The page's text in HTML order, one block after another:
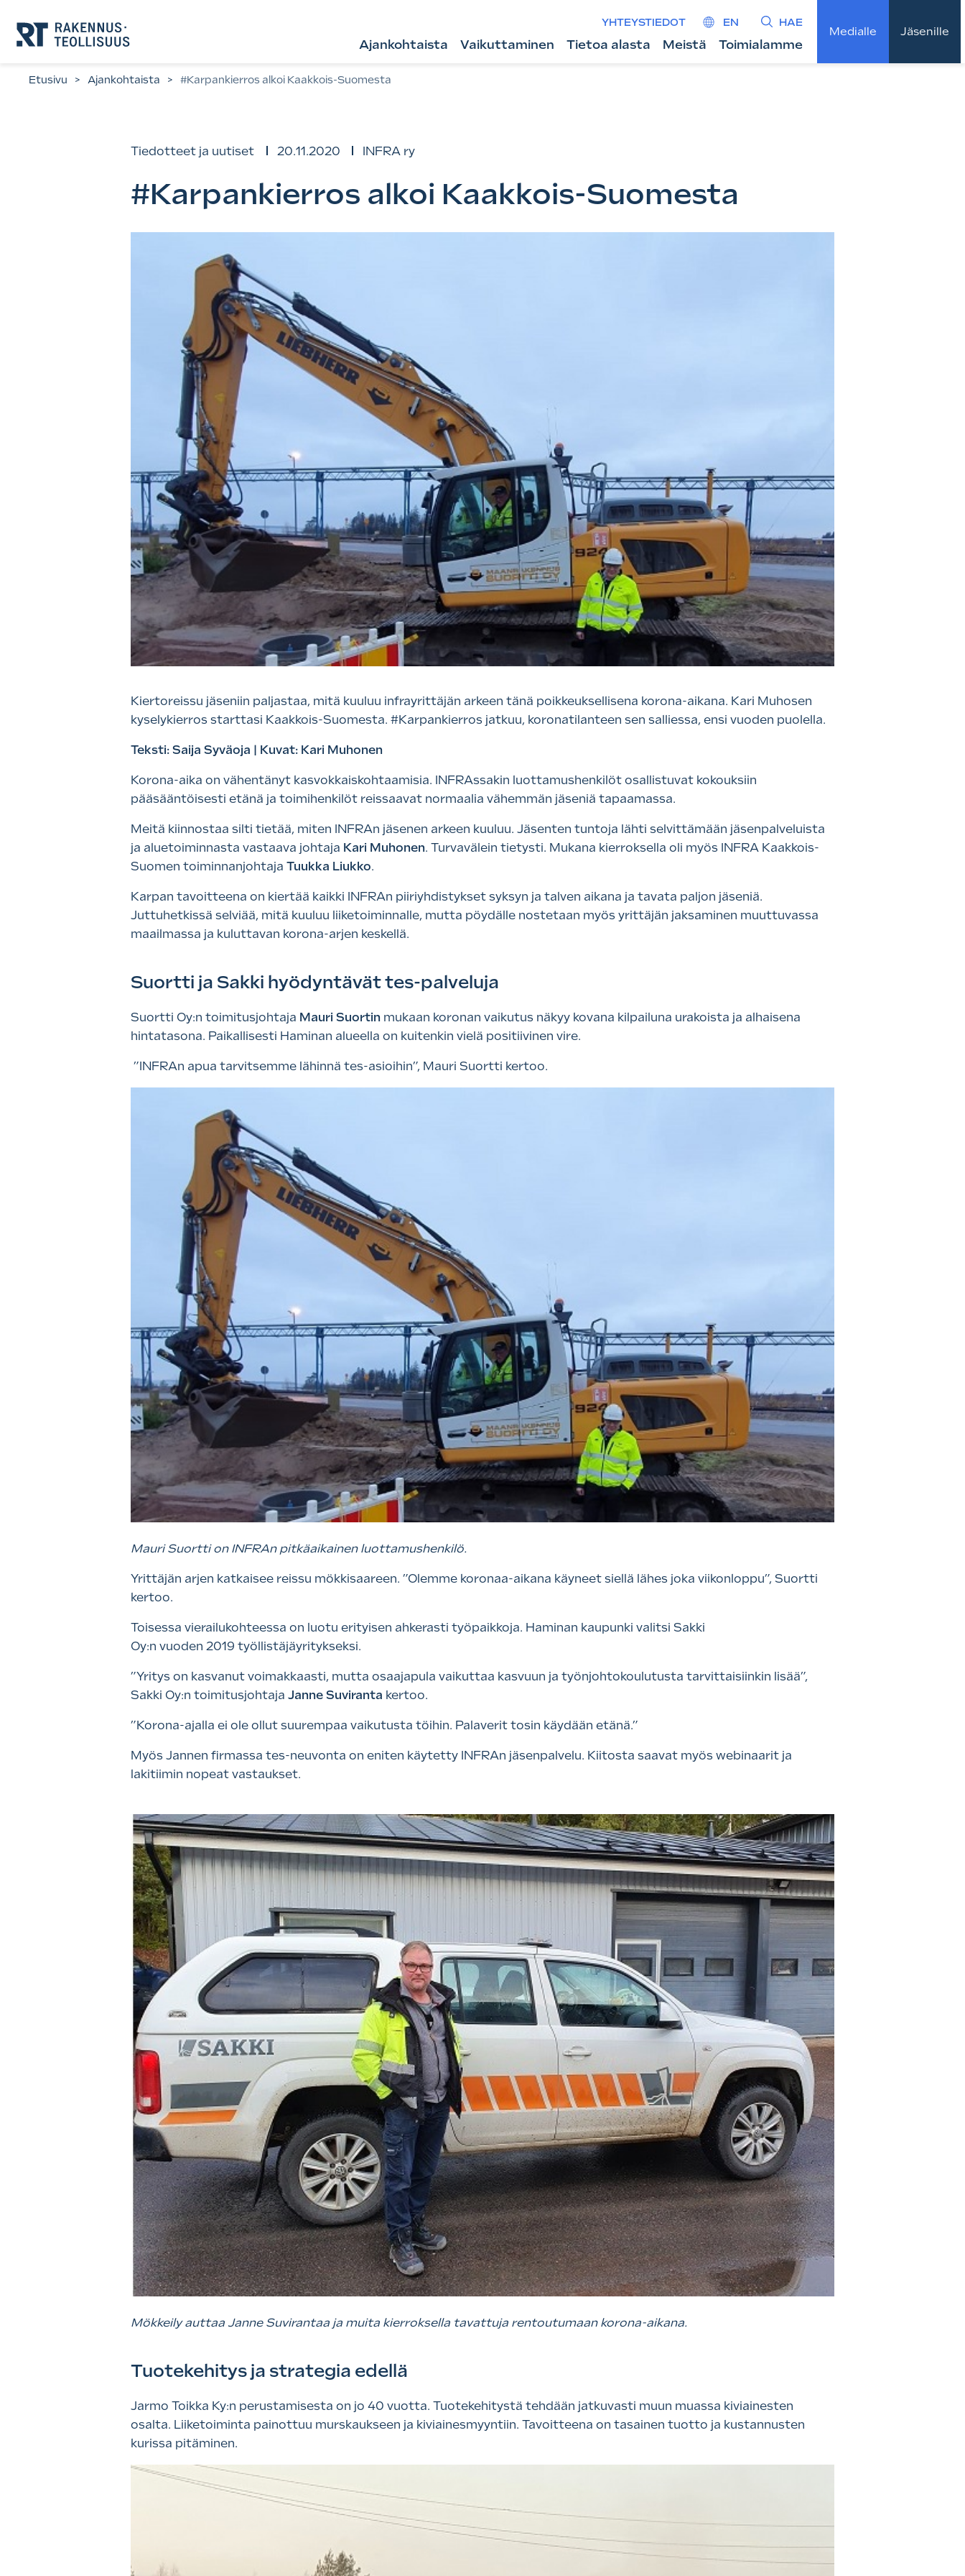
suoraan
sisältöön.
YHTEYSTIEDOT EN HAE
Ajankohtaista Vaikuttaminen Tietoa alasta Meistä Toimialamme
Medialle Jäsenille
Etusivu > Ajankohtaista > #Karpankierros alkoi Kaakkois-Suomesta
Tiedotteet ja uutiset 20.11.2020 INFRA ry
#Karpankierros alkoi Kaakkois-Suomesta
Kiertoreissu jäseniin paljastaa, mitä kuuluu infrayrittäjän arkeen tänä poikkeuksellisena korona-aikana. Kari Muhosen
kyselykierros starttasi Kaakkois-Suomesta. #Karpankierros jatkuu, koronatilanteen sen salliessa, ensi vuoden puolella.
Teksti: Saija Syväoja | Kuvat: Kari Muhonen
Korona-aika on vähentänyt kasvokkaiskohtaamisia. INFRAssakin luottamushenkilöt osallistuvat kokouksiin
pääsääntöisesti etänä ja toimihenkilöt reissaavat normaalia vähemmän jäseniä tapaamassa.
Meitä kiinnostaa silti tietää, miten INFRAn jäsenen arkeen kuuluu. Jäsenten tuntoja lähti selvittämään jäsenpalveluista
ja aluetoiminnasta vastaava johtaja Kari Muhonen. Turvavälein tietysti. Mukana kierroksella oli myös INFRA Kaakkois-
Suomen toiminnanjohtaja Tuukka Liukko.
Karpan tavoitteena on kiertää kaikki INFRAn piiriyhdistykset syksyn ja talven aikana ja tavata paljon jäseniä.
Juttuhetkissä selviää, mitä kuuluu liiketoiminnalle, mutta pöydälle nostetaan myös yrittäjän jaksaminen muuttuvassa
maailmassa ja kuluttavan korona-arjen keskellä.
Suortti ja Sakki hyödyntävät tes-palveluja
Suortti Oy:n toimitusjohtaja Mauri Suortin mukaan koronan vaikutus näkyy kovana kilpailuna urakoista ja alhaisena
hintatasona. Paikallisesti Haminan alueella on kuitenkin vielä positiivinen vire.
”INFRAn apua tarvitsemme lähinnä tes-asioihin”, Mauri Suortti kertoo.
Mauri Suortti on INFRAn pitkäaikainen luottamushenkilö.
Yrittäjän arjen katkaisee reissu mökkisaareen. ”Olemme koronaa-aikana käyneet siellä lähes joka viikonloppu”, Suortti
kertoo.
Toisessa vierailukohteessa on luotu erityisen ahkerasti työpaikkoja. Haminan kaupunki valitsi Sakki
Oy:n vuoden 2019 työllistäjäyritykseksi.
”Yritys on kasvanut voimakkaasti, mutta osaajapula vaikuttaa kasvuun ja työnjohtokoulutusta tarvittaisiinkin lisää”,
Sakki Oy:n toimitusjohtaja Janne Suviranta kertoo.
”Korona-ajalla ei ole ollut suurempaa vaikutusta töihin. Palaverit tosin käydään etänä.”
Myös Jannen firmassa tes-neuvonta on eniten käytetty INFRAn jäsenpalvelu. Kiitosta saavat myös webinaarit ja
lakitiimin nopeat vastaukset.
Mökkeily auttaa Janne Suvirantaa ja muita kierroksella tavattuja rentoutumaan korona-aikana.
Tuotekehitys ja strategia edellä
Jarmo Toikka Ky:n perustamisesta on jo 40 vuotta. Tuotekehitystä tehdään jatkuvasti muun muassa kiviainesten
osalta. Liiketoiminta painottuu murskaukseen ja kiviainesmyyntiin. Tavoitteena on tasainen tuotto ja kustannusten
kurissa pitäminen.